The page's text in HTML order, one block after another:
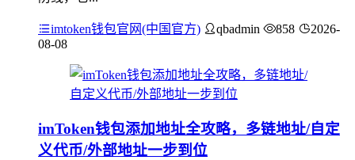
imtoken钱包官网(中国官方) qbadmin 858
2026-
08-08
imToken钱包添加地址全攻略，多链地址/自定
义代币/外部地址一步到位